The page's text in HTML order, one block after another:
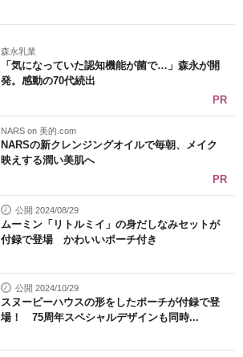
森永乳業
「気になっていた認知機能が菌で…」森永が開
発。感動の70代続出
PR
NARS on 美的.com
NARSの新クレンジングオイルで毎朝、メイク
映えする潤い美肌へ
PR
公開 2024/08/29
ムーミン「リトルミイ」の身だしなみセットが
付録で登場 かわいいポーチ付き
公開 2024/10/29
スヌーピーハウスの形をしたポーチが付録で登
場！ 75周年スペシャルデザインも同時...